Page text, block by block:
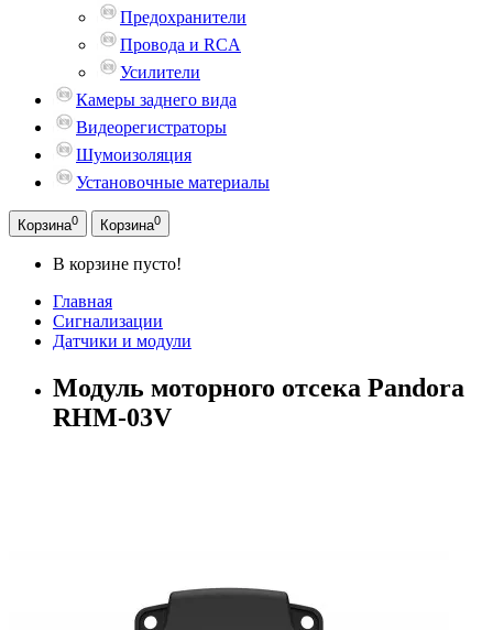
Предохранители
Провода и RCA
Усилители
Камеры заднего вида
Видеорегистраторы
Шумоизоляция
Установочные материалы
Корзина0 Корзина0
В корзине пусто!
Главная
Сигнализации
Датчики и модули
Модуль моторного отсека Pandora
RHM-03V